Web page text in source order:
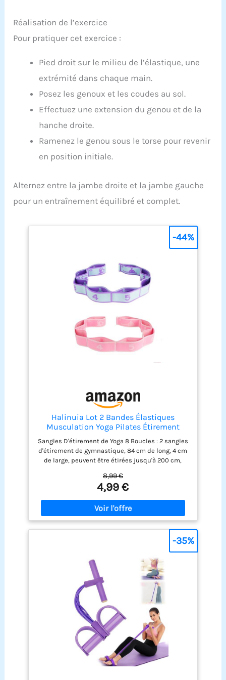
Réalisation de l’exercice
Pour pratiquer cet exercice :
Pied droit sur le milieu de l’élastique, une
extrémité dans chaque main.
Posez les genoux et les coudes au sol.
Effectuez une extension du genou et de la
hanche droite.
Ramenez le genou sous le torse pour revenir
en position initiale.
Alternez entre la jambe droite et la jambe gauche
pour un entraînement équilibré et complet.
Halinuia Lot 2 Bandes Élastiques
Musculation Yoga Pilates Étirement
Sangles D'étirement de Yoga 8 Boucles : 2 sangles
d'étirement de gymnastique, 84 cm de long, 4 cm
de large, peuvent être étirées jusqu'à 200 cm,
contrôler l'intensité de l'exercice par vous-même
Matériau élastique : La sangle de yoga est
fabriquée en polyester, qui est élastique et
durable, la sangle extensible de sport est très
adaptée au yoga, au Pilates et à la danse, et peut
améliorer la capacité d'étirement des muscles et
des articulations Entraînement Complet du Corps
: La bande extensible peut exercer efficacement
tout le corps, y compris les jambes, les bras, les
épaules, le dos, la poitrine et les fesses, aidant à
façonner tout le corps et à augmenter votre
endurance musculaire Multifonction : La bande
de fitness peut être utilisée pour le yoga, le
Pilates, la danse, le latin, le ballet et le fitness, et
convient également aux personnes qui ont besoin
de se remettre de blessures ou d'opérations
chirurgicales, aidant à étirer les muscles Léger et
portable : Le bracelet de fitness peut être mis
dans votre sac ou votre poche, prenant très peu
de place, que vous soyez à la maison, à la salle de
8,99 €
4,99 €
-44%
-35%